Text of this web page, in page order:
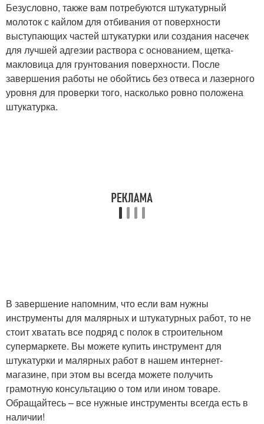
Безусловно, также вам потребуются штукатурный
молоток с кайлом для отбивания от поверхности
выступающих частей штукатурки или создания насечек
для лучшей адгезии раствора с основанием, щетка-
макловица для грунтования поверхности. После
завершения работы не обойтись без отвеса и лазерного
уровня для проверки того, насколько ровно положена
штукатурка.
В завершение напомним, что если вам нужны
инструменты для малярных и штукатурных работ, то не
стоит хватать все подряд с полок в строительном
супермаркете. Вы можете купить инструмент для
штукатурки и малярных работ в нашем интернет-
магазине, при этом вы всегда можете получить
грамотную консультацию о том или ином товаре.
Обращайтесь – все нужные инструменты всегда есть в
наличии!